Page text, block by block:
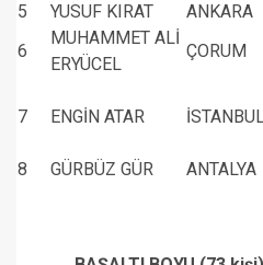
5 YUSUF KIRAT ANKARA
6
MUHAMMET ALİ
ERYÜCEL
ÇORUM
7 ENGİN ATAR İSTANBUL
8 GÜRBÜZ GÜR ANTALYA